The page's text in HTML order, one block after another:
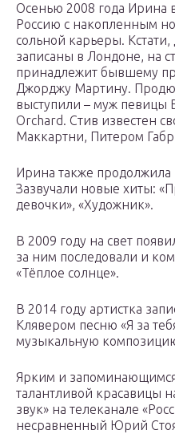
Осенью 2008 года Ирина
Россию с накопленным
сольной карьеры.
записаны в Лондоне, на
принадлежит бывшему
Джорджу Мартину.
выступили – муж певицы
Orchard. Стив известен
Маккартни, Питером
Ирина также продолжила
Зазвучали новые хиты:
девочки», «Художник».
В 2009 году на свет
за ним последовали и
«Тёплое солнце».
В 2014 году артистка
Клявером песню «Я за
музыкальную
Ярким и запоминающимся
талантливой красавицы
звук» на телеканале
несравненный Юрий